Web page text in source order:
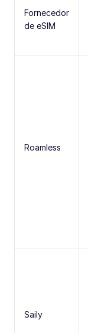
Fornecedor
de eSIM
Roamless
Saily